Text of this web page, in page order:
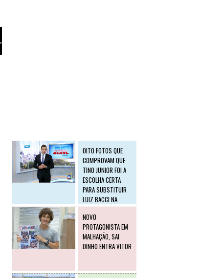
,
OITO FOTOS QUE
COMPROVAM QUE
TINO JUNIOR FOI A
ESCOLHA CERTA
PARA SUBSTITUIR
LUIZ BACCI NA
RECORD
NOVO
PROTAGONISTA EM
MALHAÇÃO, SAI
DINHO ENTRA VITOR